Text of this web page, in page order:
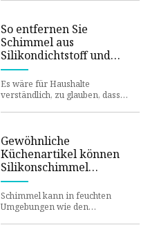
So entfernen Sie
Schimmel aus
Silikondichtstoff und
verhindern, dass er
nachwachsen kann
Es wäre für Haushalte
verständlich, zu glauben, dass
Gewöhnliche
Küchenartikel können
Silikonschimmel
vertreiben und dessen
Rückkehr verhindern
Schimmel kann in feuchten
Umgebungen wie den